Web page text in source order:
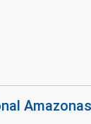
Amazonas